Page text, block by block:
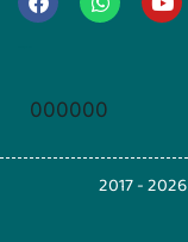
000000
2017 -